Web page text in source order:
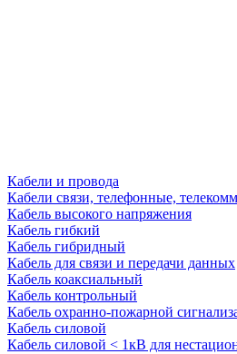
Кабели и провода
Кабели связи, телефонные,
Кабель высокого напряжения
Кабель гибкий
Кабель гибридный
Кабель для связи и передачи данных
Кабель коаксиальный
Кабель контрольный
Кабель охранно-пожарной
Кабель силовой
Кабель силовой < 1кВ для